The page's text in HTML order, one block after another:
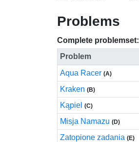
Problems
Complete problemset:
Problem
Aqua Racer (A)
Kraken (B)
Kąpiel (C)
Misja Namazu (D)
Zatopione zadania (E)